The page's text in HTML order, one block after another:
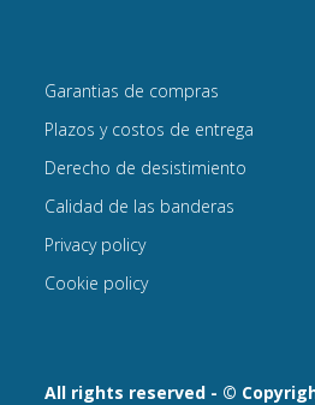
All rights reserved - ©
Garantias de compras
Plazos y costos de entrega
Derecho de desistimiento
Calidad de las banderas
Privacy policy
Cookie policy